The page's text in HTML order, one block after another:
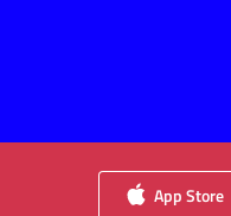
App Store